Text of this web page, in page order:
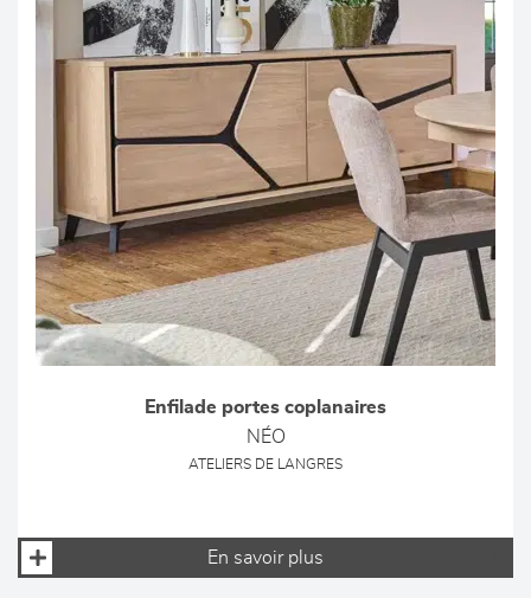
Enfilade portes coplanaires
NÉO
ATELIERS DE LANGRES
En savoir plus